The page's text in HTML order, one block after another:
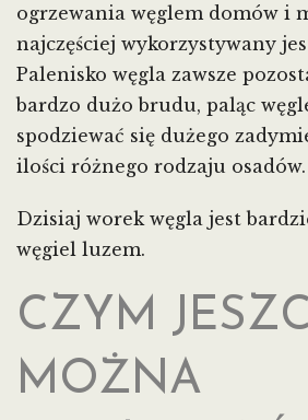
ogrzewania węglem domów i
najczęściej wykorzystywany
Palenisko węgla zawsze
bardzo dużo brudu, paląc
spodziewać się dużego
ilości różnego rodzaju osadów.
Dzisiaj worek węgla jest
węgiel luzem.
CZYM
MOŻNA